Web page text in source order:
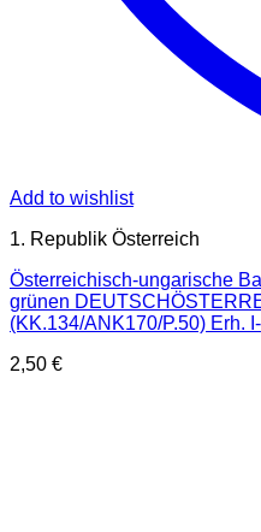
Add to wishlist
1. Republik Österreich
Österreichisch-ungarische
grünen
(KK.134/ANK170/P.50) Erh. I-
2,50 €